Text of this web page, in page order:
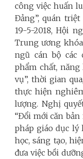
công việc huấn
Đảng”, quán
19-5-2018, Hội
Trung ương
ngũ cán bộ các
phẩm chất,
vụ”, thời gian
thực hiện
lượng. Nghị
“Đổi mới căn
pháp giáo dục
học, sáng tạo,
đưa việc bồi